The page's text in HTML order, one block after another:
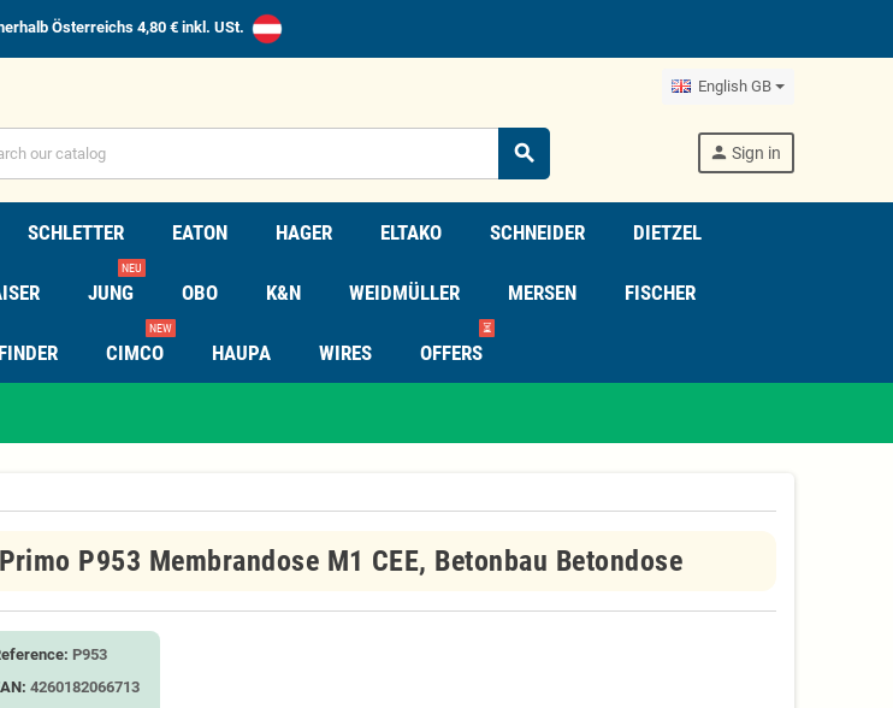
Österreichs 4,80 € inkl. USt.
English GB
search person Sign in
SCHLETTER EATON HAGER ELTAKO SCHNEIDER DIETZEL
JUNG
NEU
OBO K&N WEIDMÜLLER MERSEN FISCHER
FINDER CIMCO
NEW
HAUPA WIRES OFFERS
⏳
Primo P953 Membrandose M1 CEE, Betonbau Betondose
P953
4260182066713